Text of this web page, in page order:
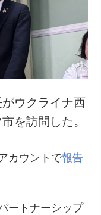
ウクライナ西
を訪問した。
カウントで報告
ートナーシップ